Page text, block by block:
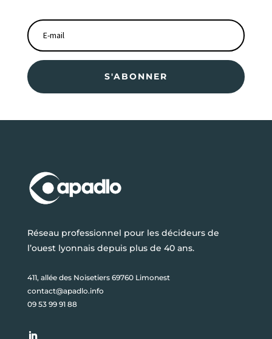
S'ABONNER
Réseau professionnel pour les décideurs de
l’ouest lyonnais depuis plus de 40 ans.
411, allée des Noisetiers 69760 Limonest
contact@apadlo.info
09 53 99 91 88